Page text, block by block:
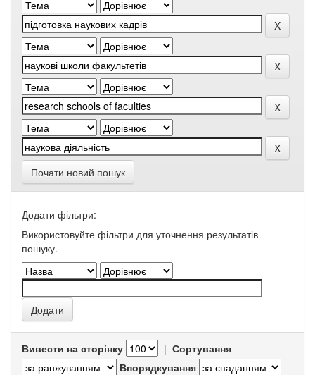
Почати новий пошук
Додати фільтри:
Використовуйте фільтри для уточнення результатів
пошуку.
Вивести на сторінку | Сортування
Впорядкування